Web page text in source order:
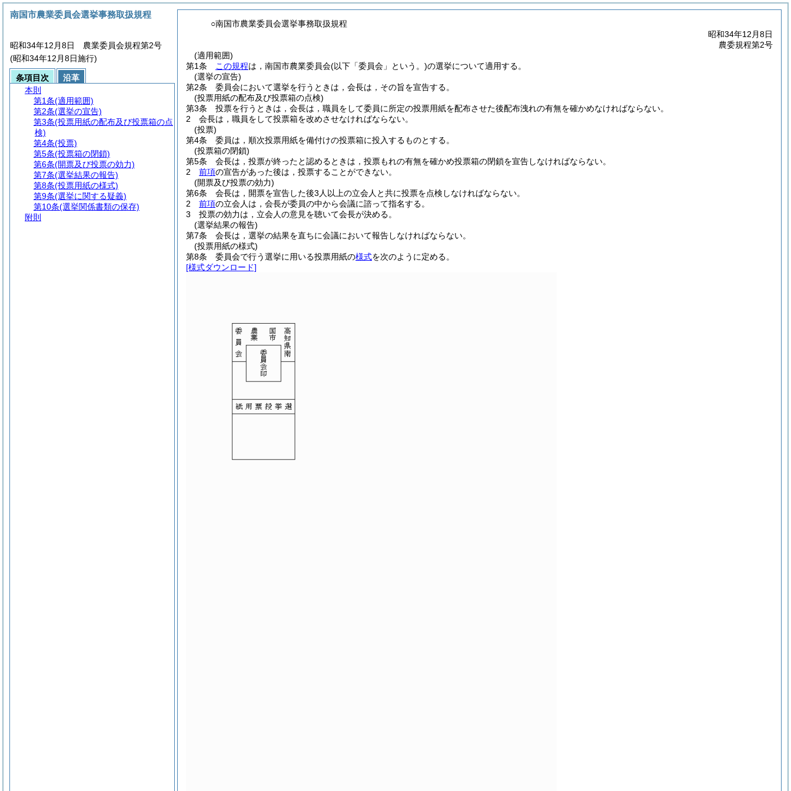
○南国市農業委員会選挙事務取扱規程
昭和34年12月8日
農委規程第2号
(適用範囲)
第1条
この規程は，南国市農業委員会(以下「委員会」という。)の選挙について適用する。
(選挙の宣告)
第2条
委員会において選挙を行うときは，会長は，その旨を宣告する。
(投票用紙の配布及び投票箱の点検)
第3条
投票を行うときは，会長は，職員をして委員に所定の投票用紙を配布させた後配布洩れの有無を確かめなければならない。
2
会長は，職員をして投票箱を改めさせなければならない。
(投票)
第4条
委員は，順次投票用紙を備付けの投票箱に投入するものとする。
(投票箱の閉鎖)
第5条
会長は，投票が終ったと認めるときは，投票もれの有無を確かめ投票箱の閉鎖を宣告しなければならない。
2
前項の宣告があった後は，投票することができない。
(開票及び投票の効力)
第6条
会長は，開票を宣告した後3人以上の立会人と共に投票を点検しなければならない。
2
前項の立会人は，会長が委員の中から会議に諮って指名する。
3
投票の効力は，立会人の意見を聴いて会長が決める。
(選挙結果の報告)
第7条
会長は，選挙の結果を直ちに会議において報告しなければならない。
(投票用紙の様式)
第8条
委員会で行う選挙に用いる投票用紙の様式を次のように定める。
[様式ダウンロード]
南国市農業委員会選挙事務取扱規程
昭和34年12月8日 農業委員会規程第2号
(昭和34年12月8日施行)
条項目次
沿革
本則
第1条(適用範囲)
第2条(選挙の宣告)
第3条(投票用紙の配布及び投票箱の点
検)
第4条(投票)
第5条(投票箱の閉鎖)
第6条(開票及び投票の効力)
第7条(選挙結果の報告)
第8条(投票用紙の様式)
第9条(選挙に関する疑義)
第10条(選挙関係書類の保存)
附則